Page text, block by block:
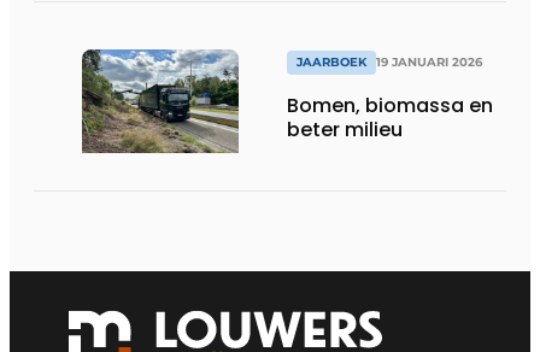
JAARBOEK 19 JANUARI 2026
Bomen, biomassa en
beter milieu